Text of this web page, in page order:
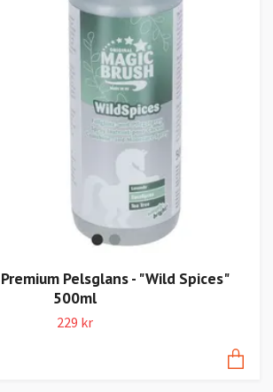
Pelsglans - "Wild Spices"
500ml
229 kr